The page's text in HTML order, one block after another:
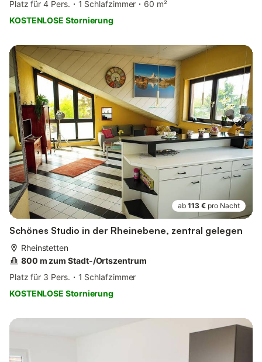
Platz für 4 Pers.
1 Schlafzimmer
60 m²
KOSTENLOSE Stornierung
ab 113 € pro Nacht
Schönes Studio in der Rheinebene, zentral gelegen
Rheinstetten
800 m zum Stadt-/Ortszentrum
Platz für 3 Pers.
1 Schlafzimmer
KOSTENLOSE Stornierung